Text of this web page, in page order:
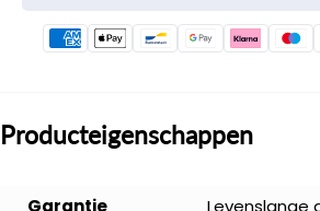
Producteigenschappen
Garantie Levenslange